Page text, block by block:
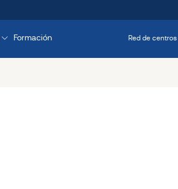
Formación Red de centros